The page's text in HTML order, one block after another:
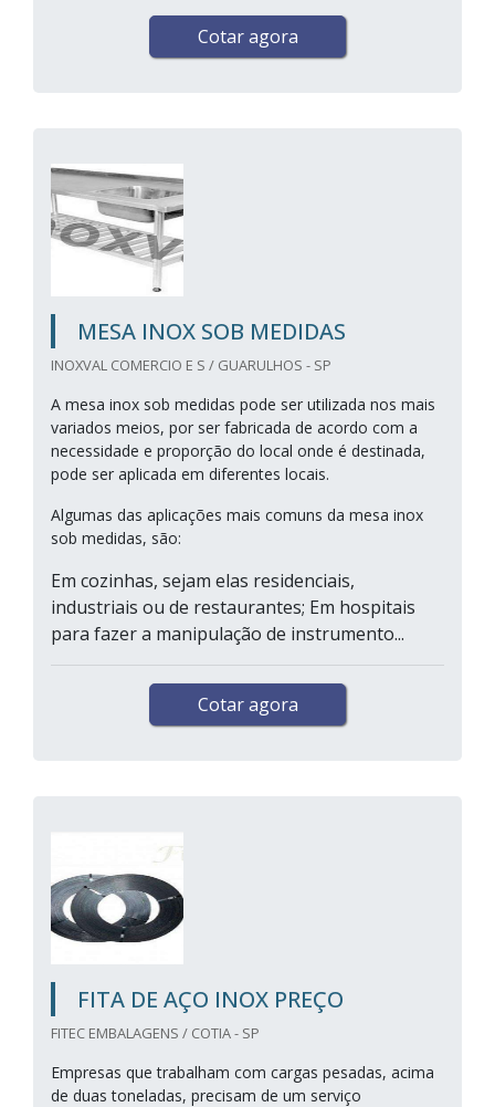
Cotar agora
MESA INOX SOB MEDIDAS
INOXVAL COMERCIO E S / GUARULHOS - SP
A mesa inox sob medidas pode ser utilizada nos mais
variados meios, por ser fabricada de acordo com a
necessidade e proporção do local onde é destinada,
pode ser aplicada em diferentes locais.
Algumas das aplicações mais comuns da mesa inox
sob medidas, são:
Em cozinhas, sejam elas residenciais,
industriais ou de restaurantes; Em hospitais
para fazer a manipulação de instrumento...
Cotar agora
FITA DE AÇO INOX PREÇO
FITEC EMBALAGENS / COTIA - SP
Empresas que trabalham com cargas pesadas, acima
de duas toneladas, precisam de um serviço